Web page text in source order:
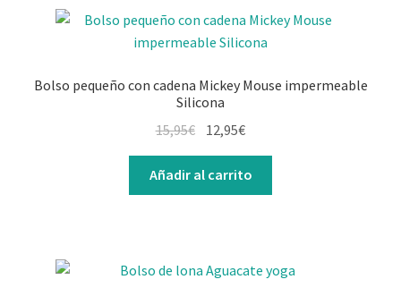
Bolso pequeño con cadena Mickey Mouse impermeable
Silicona
15,95€ El
original
era:
12,95€El
actual
es:
Añadir al carrito